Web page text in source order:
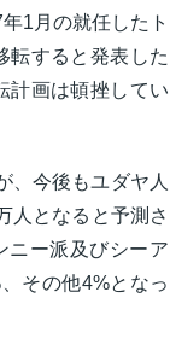
1月の就任したト
転すると発表した
計画は頓挫してい
、今後もユダヤ人
人となると予測さ
ニー派及びシーア
その他4%となっ